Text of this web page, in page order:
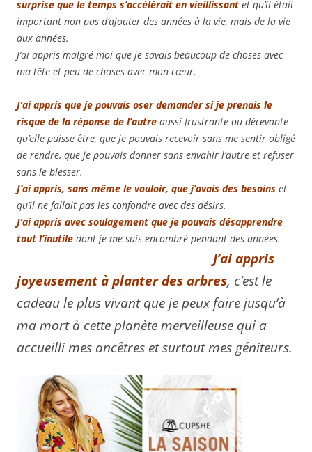
surprise que le temps s’accélérait en vieillissant et qu’il était
important non pas d’ajouter des années à la vie, mais de la vie
aux années.
J’ai appris malgré moi que je savais beaucoup de choses avec
ma tête et peu de choses avec mon cœur.
J’ai appris que je pouvais oser demander si je prenais le
risque de la réponse de l’autre aussi frustrante ou décevante
qu’elle puisse être, que je pouvais recevoir sans me sentir obligé
de rendre, que je pouvais donner sans envahir l’autre et refuser
sans le blesser.
J’ai appris, sans même le vouloir, que j’avais des besoins et
qu’il ne fallait pas les confondre avec des désirs.
J’ai appris avec soulagement que je pouvais désapprendre
tout l’inutile dont je me suis encombré pendant des années.
J’ai appris
joyeusement à planter des arbres, c’est le
cadeau le plus vivant que je peux faire jusqu’à
ma mort à cette planète merveilleuse qui a
accueilli mes ancêtres et surtout mes géniteurs.